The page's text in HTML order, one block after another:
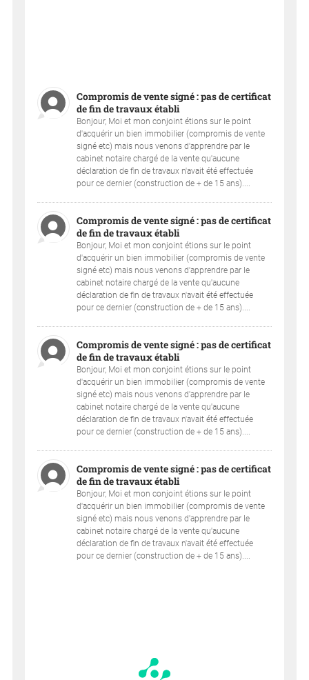
Compromis de vente signé : pas de certificat
de fin de travaux établi
Bonjour, Moi et mon conjoint étions sur le point
d'acquérir un bien immobilier (compromis de vente
signé etc) mais nous venons d'apprendre par le
cabinet notaire chargé de la vente qu'aucune
déclaration de fin de travaux n'avait été effectuée
pour ce dernier (construction de + de 15 ans)....
Compromis de vente signé : pas de certificat
de fin de travaux établi
Bonjour, Moi et mon conjoint étions sur le point
d'acquérir un bien immobilier (compromis de vente
signé etc) mais nous venons d'apprendre par le
cabinet notaire chargé de la vente qu'aucune
déclaration de fin de travaux n'avait été effectuée
pour ce dernier (construction de + de 15 ans)....
Compromis de vente signé : pas de certificat
de fin de travaux établi
Bonjour, Moi et mon conjoint étions sur le point
d'acquérir un bien immobilier (compromis de vente
signé etc) mais nous venons d'apprendre par le
cabinet notaire chargé de la vente qu'aucune
déclaration de fin de travaux n'avait été effectuée
pour ce dernier (construction de + de 15 ans)....
Compromis de vente signé : pas de certificat
de fin de travaux établi
Bonjour, Moi et mon conjoint étions sur le point
d'acquérir un bien immobilier (compromis de vente
signé etc) mais nous venons d'apprendre par le
cabinet notaire chargé de la vente qu'aucune
déclaration de fin de travaux n'avait été effectuée
pour ce dernier (construction de + de 15 ans)....